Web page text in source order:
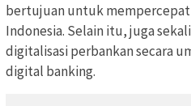
bertujuan untuk
Indonesia. Selain itu, juga
digitalisasi perbankan secara
digital banking.